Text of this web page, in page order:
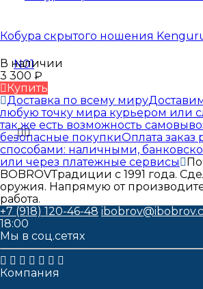
Кобура скрытого ношения
В наличии
3 300 ₽
Купить
Доставка по всему миру
любую точку мира курьером или
так же есть возможность
безопасные покупкиОплата
способами: наличными,
или через платежные сервисы
BOBROVТрадиции с 1991 года.
оружия. Напрямую от
работа.
+7 (918) 120-46-48
18:00
Мы в соц.сетях
Компания